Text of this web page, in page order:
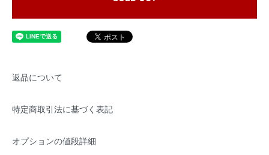
返品について
特定商取引法に基づく表記
オプションの値段詳細